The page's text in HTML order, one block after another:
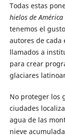
Todas estas
hielos de
tenemos el
autores de cada
llamados a
para crear
glaciares
No proteger los
ciudades
agua de las
nieve